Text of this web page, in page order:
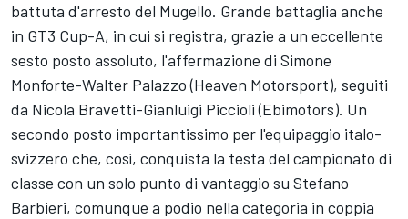
battuta d'arresto del Mugello. Grande battaglia anche
in GT3 Cup-A, in cui si registra, grazie a un eccellente
sesto posto assoluto, l'affermazione di Simone
Monforte-Walter Palazzo (Heaven Motorsport), seguiti
da Nicola Bravetti-Gianluigi Piccioli (Ebimotors). Un
secondo posto importantissimo per l'equipaggio italo-
svizzero che, così, conquista la testa del campionato di
classe con un solo punto di vantaggio su Stefano
Barbieri, comunque a podio nella categoria in coppia